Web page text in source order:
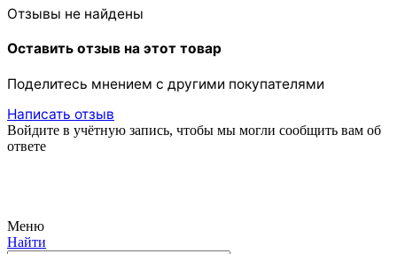
Отзывы не найдены
Оставить отзыв на этот товар
Поделитесь мнением с другими покупателями
Написать отзыв
Войдите в учётную запись, чтобы мы могли сообщить вам об
ответе
Меню
Найти